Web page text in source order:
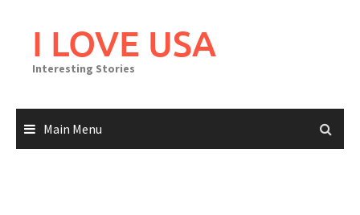
I LOVE USA
Interesting Stories
Main Menu